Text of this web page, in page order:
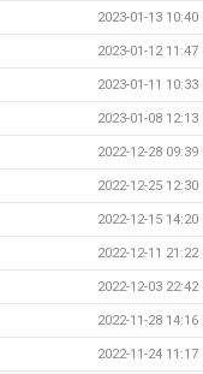
2023-01-13 10:40
2023-01-12 11:47
2023-01-11 10:33
2023-01-08 12:13
2022-12-28 09:39
2022-12-25 12:30
2022-12-15 14:20
2022-12-11 21:22
2022-12-03 22:42
2022-11-28 14:16
2022-11-24 11:17